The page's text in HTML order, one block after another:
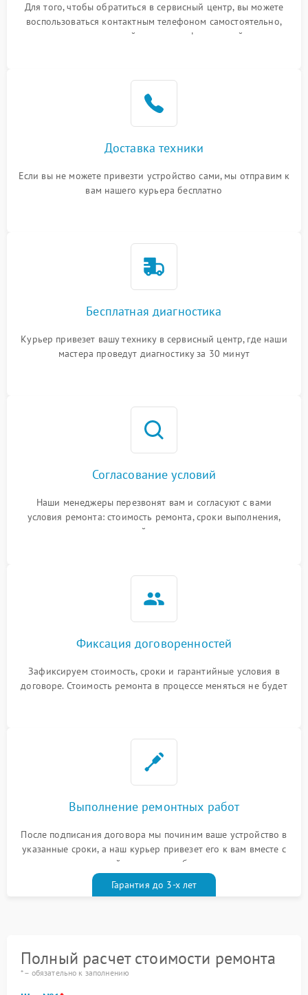
Для того, чтобы обратиться в сервисный центр, вы можете
воспользоваться контактным телефоном самостоятельно,
или оставить свой номер телефона на сайте
Доставка техники
Если вы не можете привезти устройство сами, мы отправим к
вам нашего курьера бесплатно
Бесплатная диагностика
Курьер привезет вашу технику в сервисный центр, где наши
мастера проведут диагностику за 30 минут
Согласование условий
Наши менеджеры перезвонят вам и согласуют с вами
условия ремонта: стоимость ремонта, сроки выполнения,
гарантийные условия
Фиксация договоренностей
Зафиксируем стоимость, сроки и гарантийные условия в
договоре. Стоимость ремонта в процессе меняться не будет
Выполнение ремонтных работ
После подписания договора мы починим ваше устройство в
указанные сроки, а наш курьер привезет его к вам вместе с
гарантийным талоном бесплатно
Гарантия до 3-х лет
Полный расчет стоимости ремонта
* – обязательно к заполнению